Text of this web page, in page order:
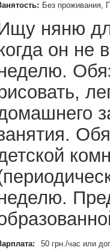
Без проживания,
няню
он не
50 грн./час или